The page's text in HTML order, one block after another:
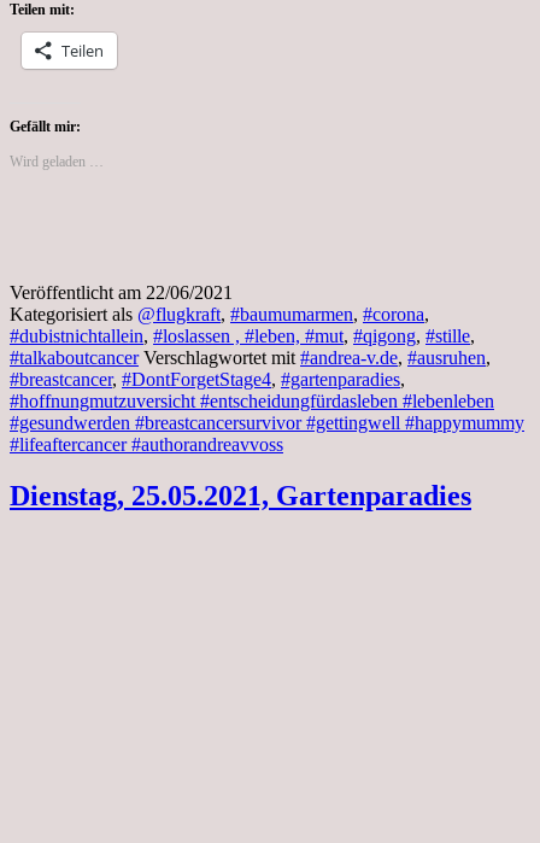
Teilen mit:
Teilen
Gefällt mir:
Wird geladen …
Veröffentlicht am 22/06/2021
Kategorisiert als @flugkraft, #baumumarmen, #corona,
#dubistnichtallein, #loslassen , #leben, #mut, #qigong, #stille,
#talkaboutcancer Verschlagwortet mit#andrea-v.de, #ausruhen,
#breastcancer, #DontForgetStage4, #gartenparadies,
#hoffnungmutzuversicht #entscheidungfürdasleben #lebenleben
#gesundwerden #breastcancersurvivor #gettingwell #happymummy
#lifeaftercancer #authorandreavvoss
Dienstag, 25.05.2021, Gartenparadies